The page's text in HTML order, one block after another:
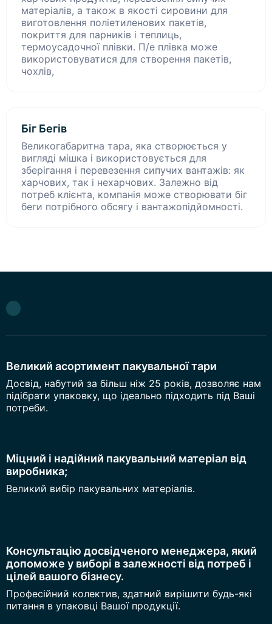
матеріалів, а також в якості сировини для
виготовлення поліетиленових пакетів,
покриття для парників і теплиць,
термоусадочної плівки. П/е плівка може
використовуватися для створення пакетів,
чохлів,
Біг Бегів
Великогабаритна тара, яка створюється у
вигляді мішка і використовується для
зберігання і перевезення сипучих вантажів: як
харчових, так і нехарчових. Залежно від
потреб клієнта, компанія може створювати біг
беги потрібного обсягу і вантажопідйомності.
Великий асортимент пакувальної тари
Досвід, набутий за більш ніж 25 років, дозволяє нам
підібрати упаковку, що ідеально підходить під Ваші
потреби.
Міцний і надійний пакувальний матеріал від
виробника;
Великий вибір пакувальних матеріалів.
Консультацію досвідченого менеджера, який
допоможе у виборі в залежності від потреб і
цілей вашого бізнесу.
Професійний колектив, здатний вирішити будь-які
питання в упаковці Вашої продукції.